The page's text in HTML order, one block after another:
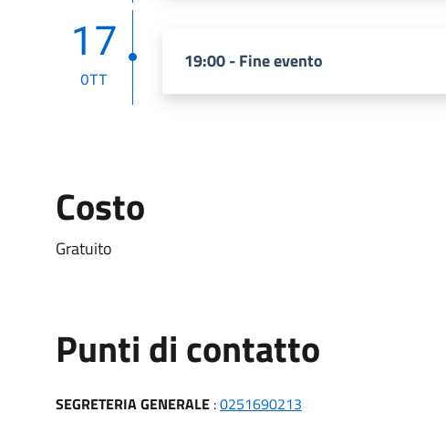
17
OTT
19:00 - Fine evento
Costo
Gratuito
Punti di contatto
SEGRETERIA GENERALE:0251690213